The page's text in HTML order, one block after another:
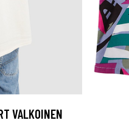
VALKOINEN